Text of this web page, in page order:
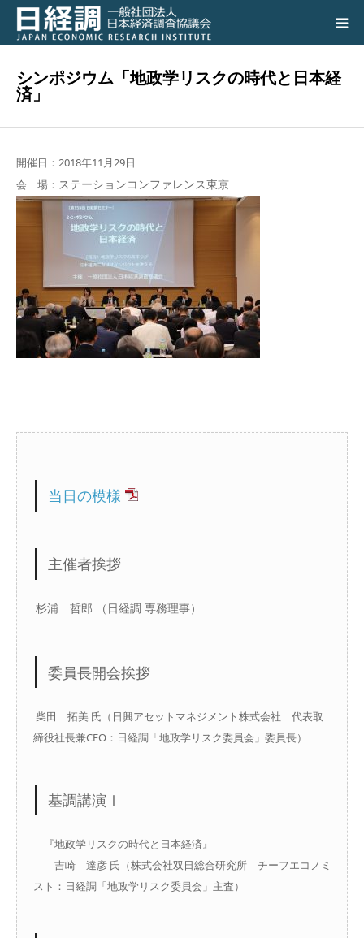
シンポジウム「地政学リスクの時代と日本経
済」
開催日：2018年11月29日
会 場： ステーションコンファレンス東京
当日の模様
主催者挨拶
杉浦 哲郎 （日経調 専務理事）
委員長開会挨拶
柴田 拓美 氏（日興アセットマネジメント株式会社 代表取
締役社長兼CEO：日経調「地政学リスク委員会」委員長）
基調講演Ⅰ
『地政学リスクの時代と日本経済』
吉崎 達彦 氏（株式会社双日総合研究所 チーフエコノミ
スト：日経調「地政学リスク委員会」主査）
日経調について
講演会、シンポジウム
会員専用ページ
入会のご案内
アクセス